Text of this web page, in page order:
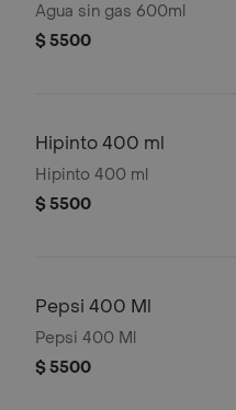
Agua sin gas 600ml
$ 5500
Hipinto 400 ml
Hipinto 400 ml
$ 5500
Pepsi 400 Ml
Pepsi 400 Ml
$ 5500